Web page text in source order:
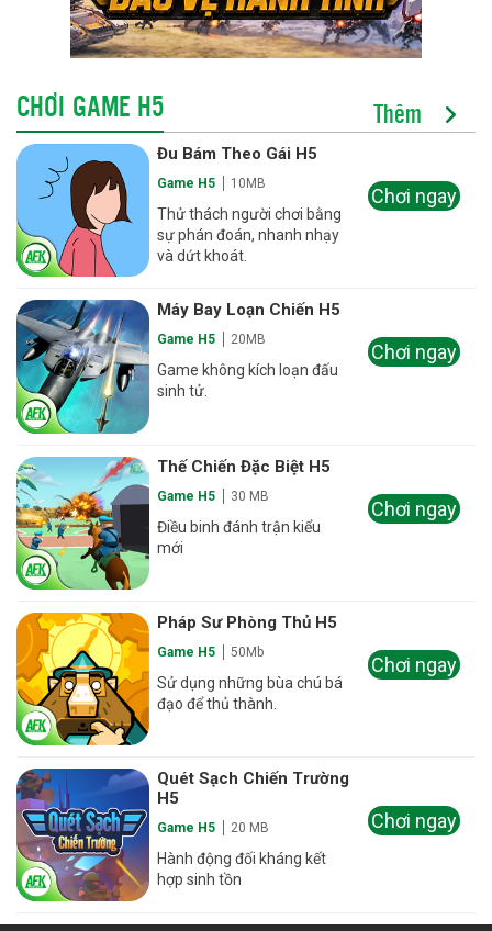
CHƠI GAME H5 Thêm
Đu Bám Theo Gái H5
Game H5 10MB
Thử thách người chơi bằng
sự phán đoán, nhanh nhạy
và dứt khoát.
Chơi ngay
Máy Bay Loạn Chiến H5
Game H5 20MB
Game không kích loạn đấu
sinh tử.
Chơi ngay
Thế Chiến Đặc Biệt H5
Game H5 30 MB
Điều binh đánh trận kiểu
mới
Chơi ngay
Pháp Sư Phòng Thủ H5
Game H5 50Mb
Sử dụng những bùa chú bá
đạo để thủ thành.
Chơi ngay
Quét Sạch Chiến Trường
H5
Game H5 20 MB
Hành động đối kháng kết
hợp sinh tồn
Chơi ngay